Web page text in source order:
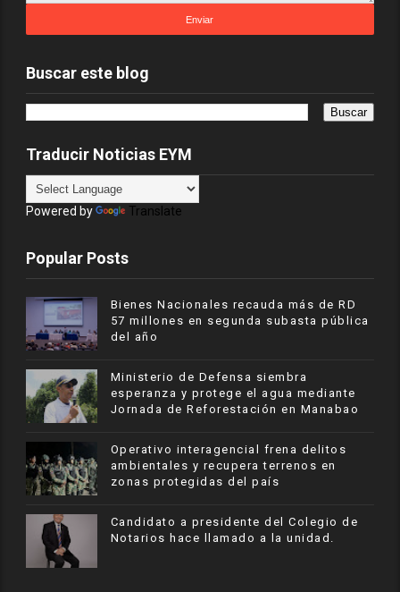
Buscar este blog
Traducir Noticias EYM
Powered by Translate
Popular Posts
Bienes Nacionales recauda más de RD
57 millones en segunda subasta pública
del año
Ministerio de Defensa siembra
esperanza y protege el agua mediante
Jornada de Reforestación en Manabao
Operativo interagencial frena delitos
ambientales y recupera terrenos en
zonas protegidas del país
Candidato a presidente del Colegio de
Notarios hace llamado a la unidad.